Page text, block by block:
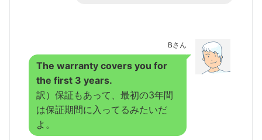
Bさん
The warranty covers you for
the first 3 years.
訳）保証もあって、最初の3年間
は保証期間に入ってるみたいだ
よ。